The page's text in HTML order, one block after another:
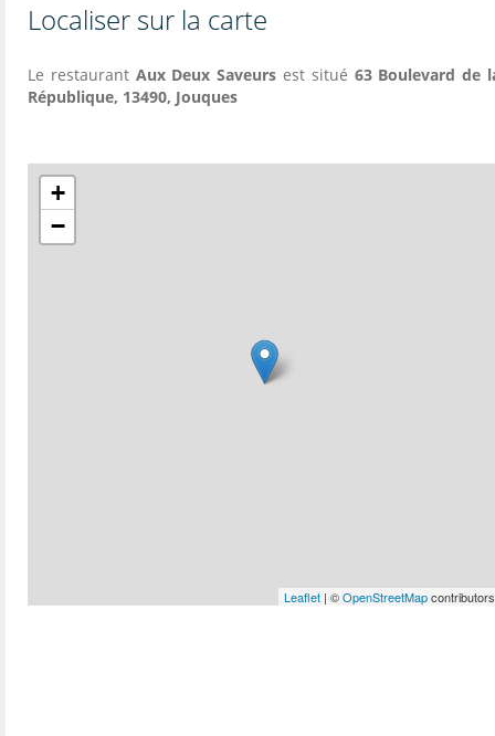
Localiser sur la carte
Le restaurant Aux Deux Saveurs est situé 63 Boulevard de
République, 13490, Jouques
+
−
Leaflet | ©OpenStreetMapcontributors